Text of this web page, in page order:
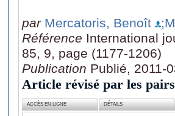
par Mercatoris, Benoît
Référence International
85, 9, page (1177-1206)
Publication Publié, 2011-
Article révisé par les pairs
ACCÈS EN LIGNE DÉTAILS